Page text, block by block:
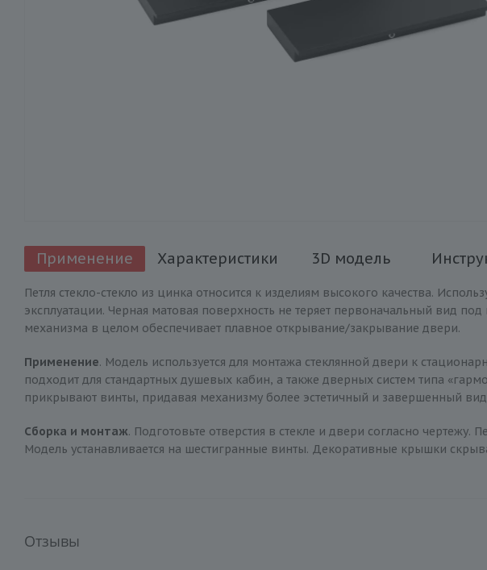
Применение Характеристики 3D модель
Петля стекло-стекло из цинка относится к изделиям высокого качества.
эксплуатации. Черная матовая поверхность не теряет первоначальный вид
механизма в целом обеспечивает плавное открывание/закрывание двери.
Применение. Модель используется для монтажа стеклянной двери к
подходит для стандартных душевых кабин, а также дверных систем типа
прикрывают винты, придавая механизму более эстетичный и завершенный
Сборка и монтаж. Подготовьте отверстия в стекле и двери согласно чертежу.
Модель устанавливается на шестигранные винты. Декоративные крышки
Отзывы